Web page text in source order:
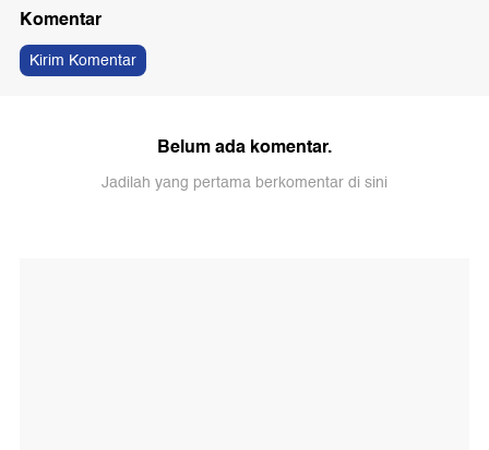
Komentar
Kirim Komentar
Belum ada komentar.
Jadilah yang pertama berkomentar di sini